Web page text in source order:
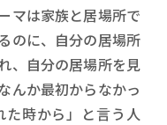
マは家族と居場所で
のに、自分の居場所
、自分の居場所を見
んか最初からなかっ
た時から」と言う人